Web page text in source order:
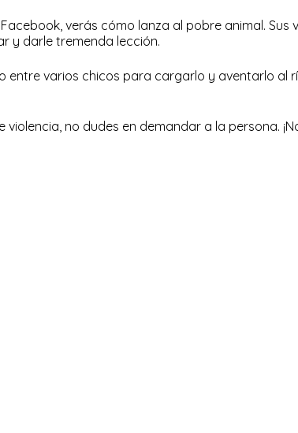
verás cómo lanza al pobre animal. Sus
y darle tremenda lección.
entre varios chicos para cargarlo y aventarlo al
violencia, no dudes en demandar a la persona.